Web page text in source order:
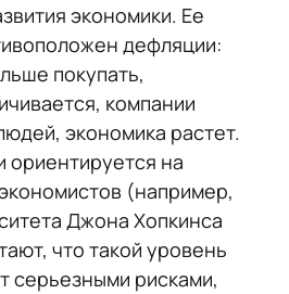
экономики. Ее
дефляции:
покупать,
компании
экономика растет.
ориентируется на
(например,
Джона Хопкинса
что такой уровень
серьезными рисками,